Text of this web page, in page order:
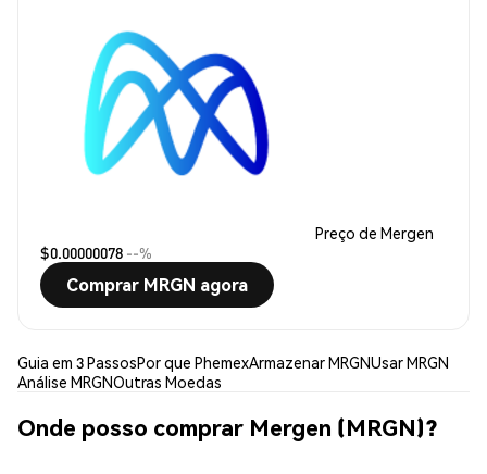
Preço de Mergen
$0.00000078 --%
Comprar MRGN agora
Guia em 3 PassosPor que PhemexArmazenar MRGNUsar MRGN
Análise MRGNOutras Moedas
Onde posso comprar Mergen (MRGN)?